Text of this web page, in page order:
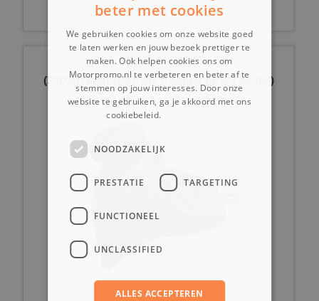
(24D2d) Brandstoftank Avenger (groot model)
beter met cookies
We gebruiken cookies om onze website goed
te laten werken en jouw bezoek prettiger te
maken. Ook helpen cookies ons om
Motorpromo.nl te verbeteren en beter af te
stemmen op jouw interesses. Door onze
website te gebruiken, ga je akkoord met ons
cookiebeleid.
NOODZAKELIJK
PRESTATIE TARGETING
FUNCTIONEEL
UNCLASSIFIED
ALLES ACCEPTEREN